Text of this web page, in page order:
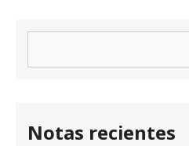
Notas recientes